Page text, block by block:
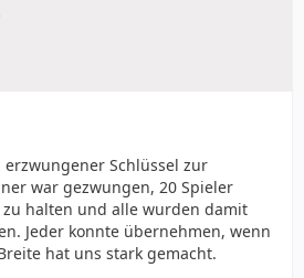
Schlüssel zur
war gezwungen, 20 Spieler
halten und alle wurden damit
Jeder konnte übernehmen, wenn
hat uns stark gemacht.